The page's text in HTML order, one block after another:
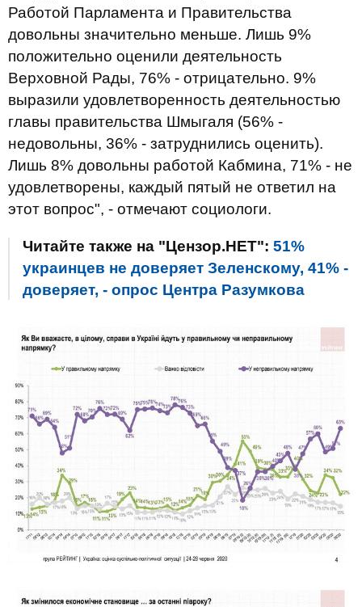
Работой Парламента и Правительства
довольны значительно меньше. Лишь 9%
положительно оценили деятельность
Верховной Рады, 76% - отрицательно. 9%
выразили удовлетворенность деятельностью
главы правительства Шмыгаля (56% -
недовольны, 36% - затруднились оценить).
Лишь 8% довольны работой Кабмина, 71% - не
удовлетворены, каждый пятый не ответил на
этот вопрос", - отмечают социологи.
Читайте также на "Цензор.НЕТ": 51%
украинцев не доверяет Зеленскому, 41% -
доверяет, - опрос Центра Разумкова